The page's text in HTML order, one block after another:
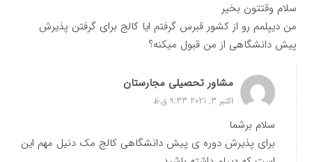
سلام وقتتون بخیر
من دیپلمم رو از کشور قبرس گرفتم ایا کالج برای گرفتن پذیرش
پیش دانشگاهی از من قبول میکنه؟
مشاور تحصیلی مجارستان
اکتبر 3, 2021 9:33 ق.ظ
سلام برشما
برای پذیرش دوره ی پیش دانشگاهی کالج مک دنیل مهم این